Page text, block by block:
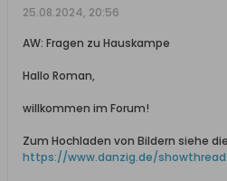
25.08.2024, 20:56
AW: Fragen zu Hauskampe
Hallo Roman,
willkommen im Forum!
Zum Hochladen von Bildern siehe
https://www.danzig.de/